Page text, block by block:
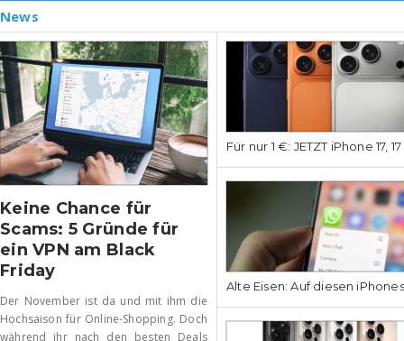
News
Keine Chance für
Scams: 5 Gründe für
ein VPN am Black
Friday
Der November ist da und mit ihm die
Hochsaison für Online-Shopping. Doch
während ihr nach den besten Deals
Für nur 1 €: JETZT iPhone 17,
Alte Eisen: Auf diesen